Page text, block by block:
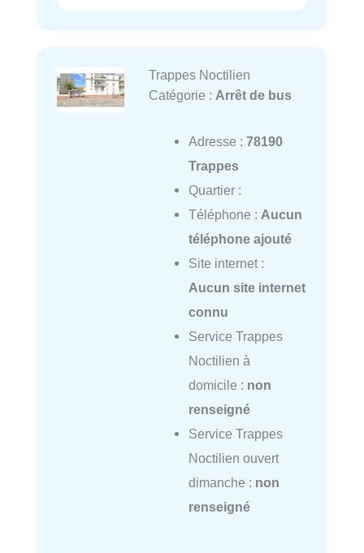
Trappes Noctilien
Catégorie : Arrêt de bus
Adresse : 78190
Trappes
Quartier :
Téléphone : Aucun
téléphone ajouté
Site internet :
Aucun site internet
connu
Service Trappes
Noctilien à
domicile : non
renseigné
Service Trappes
Noctilien ouvert
dimanche : non
renseigné